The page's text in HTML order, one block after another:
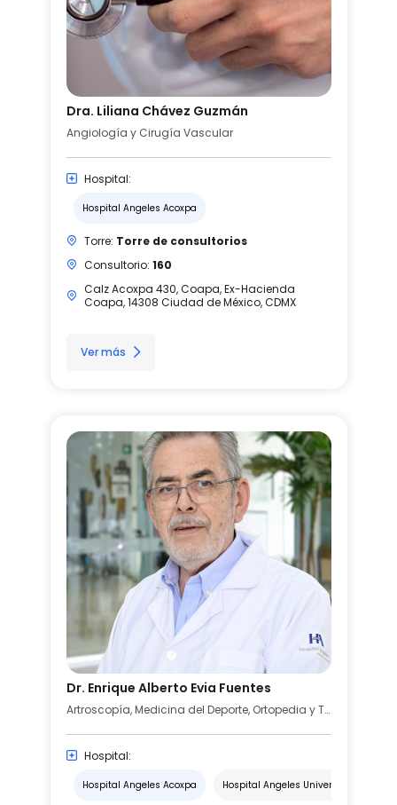
Dra. Liliana Chávez Guzmán
Angiología y Cirugía Vascular
Hospital:
Hospital Angeles Acoxpa
Torre: Torre de consultorios
Consultorio: 160
Calz Acoxpa 430, Coapa, Ex-Hacienda
Coapa, 14308 Ciudad de México, CDMX
Ver más
Dr. Enrique Alberto Evia Fuentes
Artroscopía, Medicina del Deporte, Ortopedia y Traumatología
Hospital:
Hospital Angeles Acoxpa Hospital Angeles Universidad